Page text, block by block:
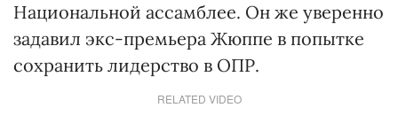
Национальной ассамблее. Он же уверенно
задавил экс-премьера Жюппе в попытке
сохранить лидерство в ОПР.
RELATED VIDEO